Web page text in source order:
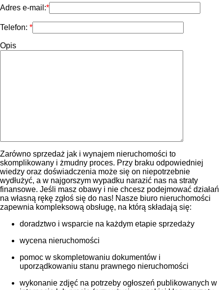
Adres e-mail:
Telefon:
Opis
Zarówno sprzedaż jak i wynajem nieruchomości to
skomplikowany i żmudny proces. Przy braku odpowiedniej
wiedzy oraz doświadczenia może się on niepotrzebnie
wydłużyć, a w najgorszym wypadku narazić nas na straty
finansowe. Jeśli masz obawy i nie chcesz podejmować działań
na własną rękę zgłoś się do nas! Nasze biuro nieruchomości
zapewnia kompleksową obsługę, na którą składają się:
doradztwo i wsparcie na każdym etapie sprzedaży
wycena nieruchomości
pomoc w skompletowaniu dokumentów i
uporządkowaniu stanu prawnego nieruchomości
wykonanie zdjęć na potrzeby ogłoszeń publikowanych w